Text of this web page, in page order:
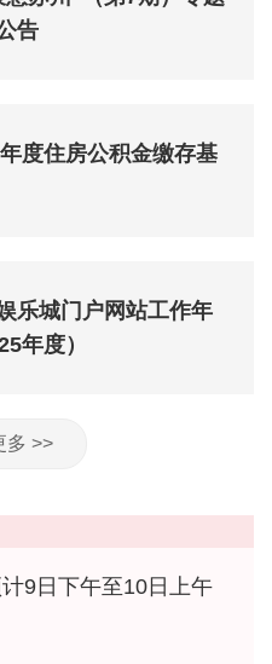
告
度住房公积金缴存基
乐城门户网站工作年
年度）
多 >>
9日下午至10日上午